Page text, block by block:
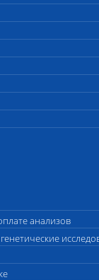
анализов